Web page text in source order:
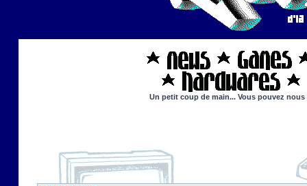
Un petit coup de main... Vous pouvez